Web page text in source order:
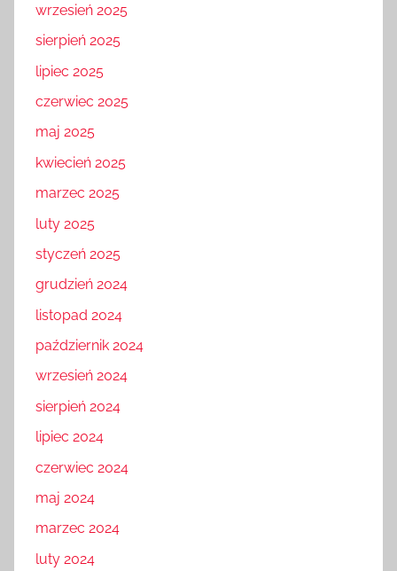
wrzesień 2025
sierpień 2025
lipiec 2025
czerwiec 2025
maj 2025
kwiecień 2025
marzec 2025
luty 2025
styczeń 2025
grudzień 2024
listopad 2024
październik 2024
wrzesień 2024
sierpień 2024
lipiec 2024
czerwiec 2024
maj 2024
marzec 2024
luty 2024